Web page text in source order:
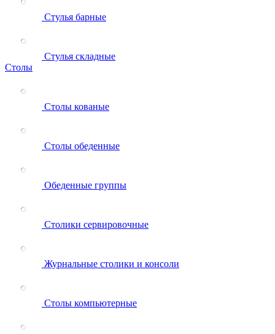
Стулья барные
Стулья складные
Столы
Столы кованые
Столы обеденные
Обеденные группы
Столики сервировочные
Журнальные столики и консоли
Столы компьютерные